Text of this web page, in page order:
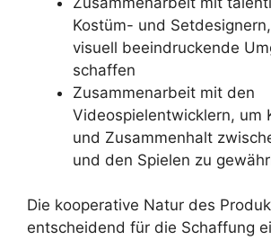
Kostüm- und
visuell beeindruckende
schaffen
Zusammenarbeit mit den
Videospielentwicklern, um
und Zusammenhalt
und den Spielen zu
Die kooperative Natur des
entscheidend für die Schaffung